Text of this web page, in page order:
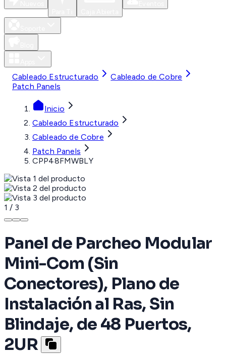
Cableado Estructurado
Cableado de Cobre
Patch Panels
Inicio
Cableado Estructurado
Cableado de Cobre
Patch Panels
CPP48FMWBLY
1 / 3
Panel de Parcheo Modular
Mini-Com (Sin
Conectores), Plano de
Instalación al Ras, Sin
Blindaje, de 48 Puertos,
2UR